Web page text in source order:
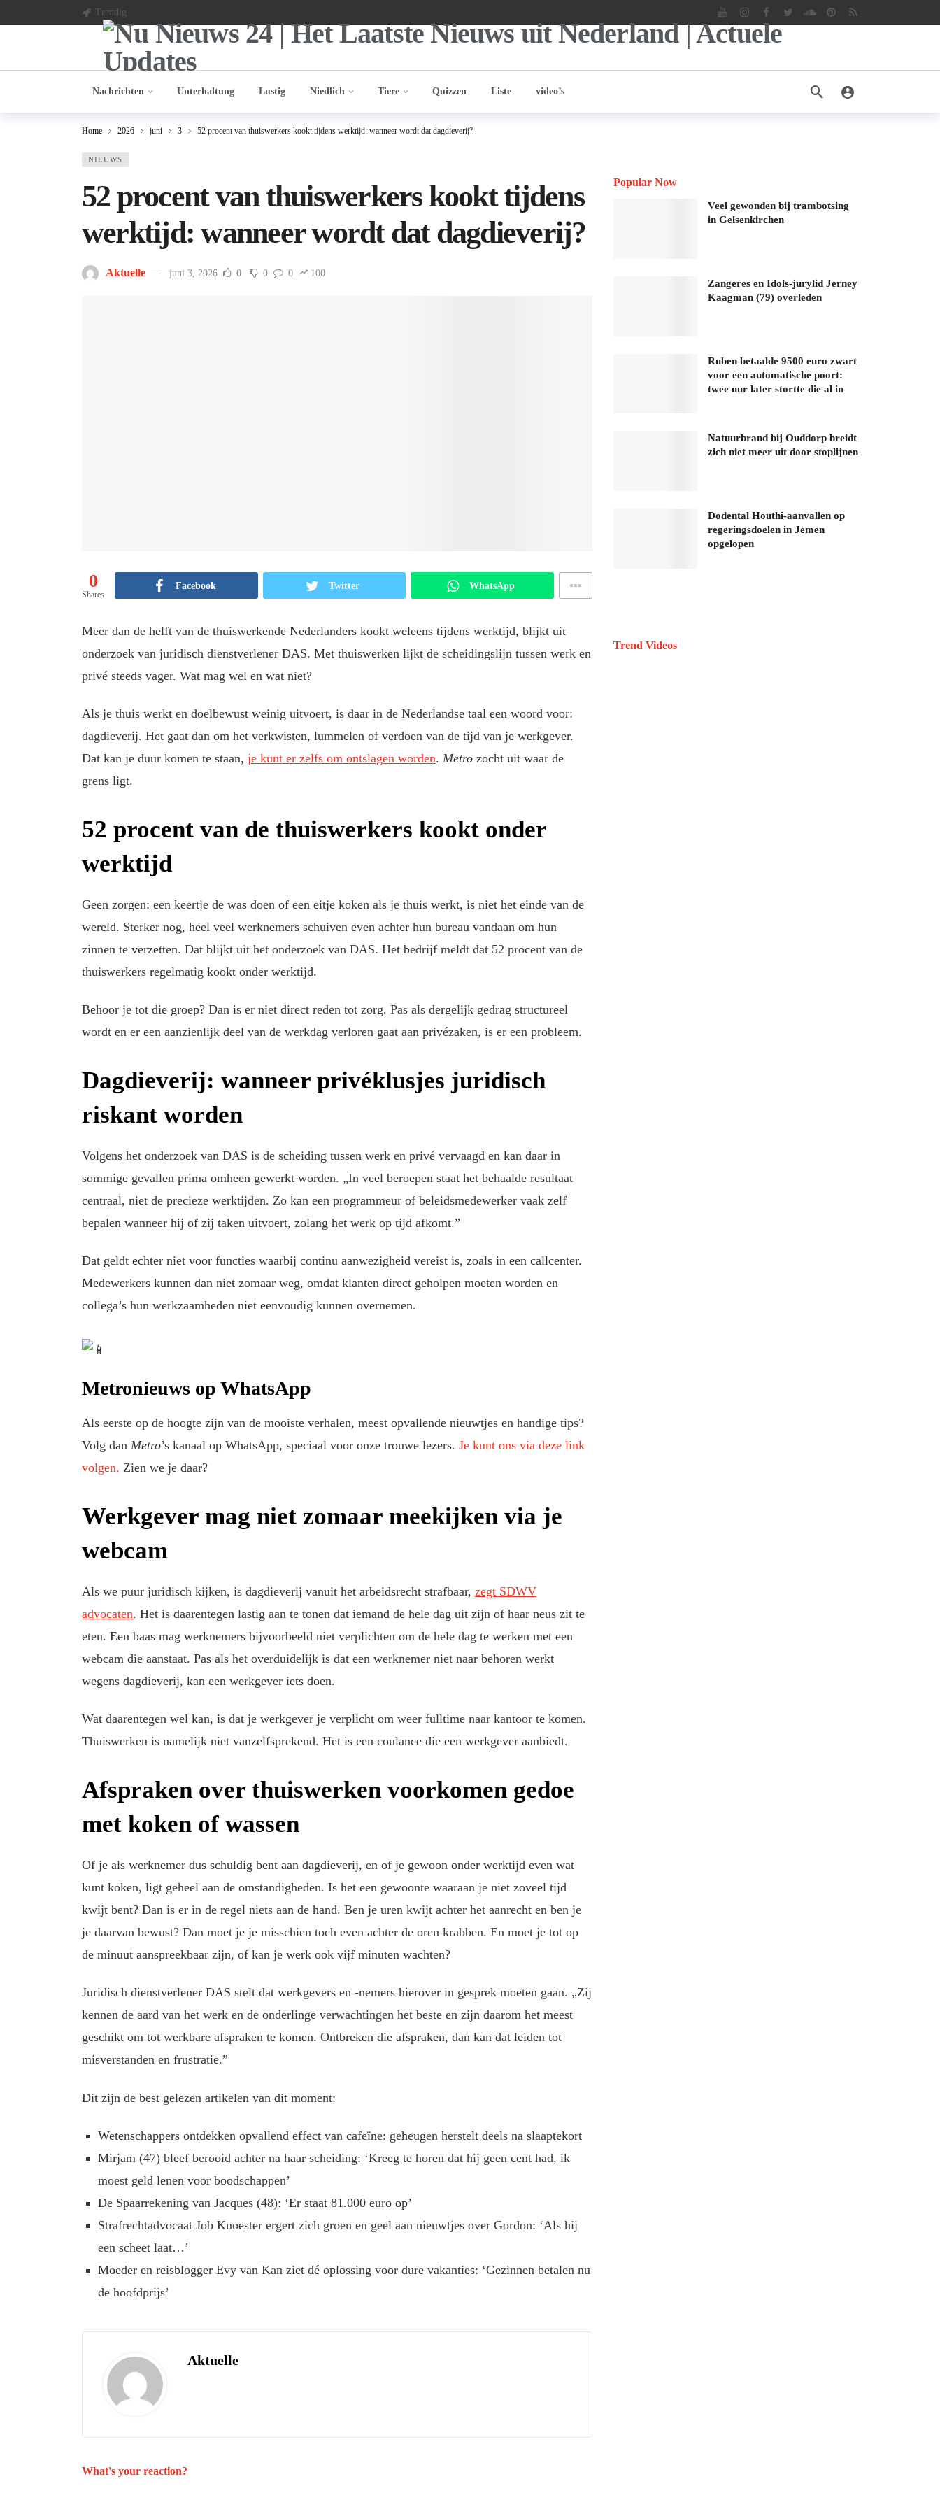
Trendig
Nachrichten Unterhaltung Lustig Niedlich Tiere Quizzen Liste video’s
Home 2026 juni 3 52 procent van thuiswerkers kookt tijdens werktijd: wanneer wordt dat dagdieverij?
NIEUWS
52 procent van thuiswerkers kookt tijdens
werktijd: wanneer wordt dat dagdieverij?
Aktuelle juni 3, 2026 0 0 0 100
0
Shares
Facebook Twitter WhatsApp
Meer dan de helft van de thuiswerkende Nederlanders kookt weleens tijdens werktijd, blijkt uit
onderzoek van juridisch dienstverlener DAS. Met thuiswerken lijkt de scheidingslijn tussen werk en
privé steeds vager. Wat mag wel en wat niet?
Als je thuis werkt en doelbewust weinig uitvoert, is daar in de Nederlandse taal een woord voor:
dagdieverij. Het gaat dan om het verkwisten, lummelen of verdoen van de tijd van je werkgever.
Dat kan je duur komen te staan, je kunt er zelfs om ontslagen worden. Metrozocht uit waar de
grens ligt.
52 procent van de thuiswerkers kookt onder
werktijd
Geen zorgen: een keertje de was doen of een eitje koken als je thuis werkt, is niet het einde van de
wereld. Sterker nog, heel veel werknemers schuiven even achter hun bureau vandaan om hun
zinnen te verzetten. Dat blijkt uit het onderzoek van DAS. Het bedrijf meldt dat 52 procent van de
thuiswerkers regelmatig kookt onder werktijd.
Behoor je tot die groep? Dan is er niet direct reden tot zorg. Pas als dergelijk gedrag structureel
wordt en er een aanzienlijk deel van de werkdag verloren gaat aan privézaken, is er een probleem.
Dagdieverij: wanneer privéklusjes juridisch
riskant worden
Volgens het onderzoek van DAS is de scheiding tussen werk en privé vervaagd en kan daar in
sommige gevallen prima omheen gewerkt worden. „In veel beroepen staat het behaalde resultaat
centraal, niet de precieze werktijden. Zo kan een programmeur of beleidsmedewerker vaak zelf
bepalen wanneer hij of zij taken uitvoert, zolang het werk op tijd afkomt.”
Dat geldt echter niet voor functies waarbij continu aanwezigheid vereist is, zoals in een callcenter.
Medewerkers kunnen dan niet zomaar weg, omdat klanten direct geholpen moeten worden en
collega’s hun werkzaamheden niet eenvoudig kunnen overnemen.
Metronieuws op WhatsApp
Als eerste op de hoogte zijn van de mooiste verhalen, meest opvallende nieuwtjes en handige tips?
Volg dan Metro’s kanaal op WhatsApp, speciaal voor onze trouwe lezers. Je kunt ons via deze link
volgen. Zien we je daar?
Werkgever mag niet zomaar meekijken via je
webcam
Als we puur juridisch kijken, is dagdieverij vanuit het arbeidsrecht strafbaar, zegt SDWV
advocaten. Het is daarentegen lastig aan te tonen dat iemand de hele dag uit zijn of haar neus zit te
eten. Een baas mag werknemers bijvoorbeeld niet verplichten om de hele dag te werken met een
webcam die aanstaat. Pas als het overduidelijk is dat een werknemer niet naar behoren werkt
wegens dagdieverij, kan een werkgever iets doen.
Wat daarentegen wel kan, is dat je werkgever je verplicht om weer fulltime naar kantoor te komen.
Thuiswerken is namelijk niet vanzelfsprekend. Het is een coulance die een werkgever aanbiedt.
Afspraken over thuiswerken voorkomen gedoe
met koken of wassen
Of je als werknemer dus schuldig bent aan dagdieverij, en of je gewoon onder werktijd even wat
kunt koken, ligt geheel aan de omstandigheden. Is het een gewoonte waaraan je niet zoveel tijd
kwijt bent? Dan is er in de regel niets aan de hand. Ben je uren kwijt achter het aanrecht en ben je
je daarvan bewust? Dan moet je je misschien toch even achter de oren krabben. En moet je tot op
de minuut aanspreekbaar zijn, of kan je werk ook vijf minuten wachten?
Juridisch dienstverlener DAS stelt dat werkgevers en -nemers hierover in gesprek moeten gaan. „Zij
kennen de aard van het werk en de onderlinge verwachtingen het beste en zijn daarom het meest
geschikt om tot werkbare afspraken te komen. Ontbreken die afspraken, dan kan dat leiden tot
misverstanden en frustratie.”
Dit zijn de best gelezen artikelen van dit moment:
Wetenschappers ontdekken opvallend effect van cafeïne: geheugen herstelt deels na slaaptekort
Mirjam (47) bleef berooid achter na haar scheiding: ‘Kreeg te horen dat hij geen cent had, ik
moest geld lenen voor boodschappen’
De Spaarrekening van Jacques (48): ‘Er staat 81.000 euro op’
Strafrechtadvocaat Job Knoester ergert zich groen en geel aan nieuwtjes over Gordon: ‘Als hij
een scheet laat…’
Moeder en reisblogger Evy van Kan ziet dé oplossing voor dure vakanties: ‘Gezinnen betalen nu
de hoofdprijs’
Aktuelle
What's your reaction?
Popular Now
Veel gewonden bij trambotsing
in Gelsenkirchen
Zangeres en Idols-jurylid Jerney
Kaagman (79) overleden
Ruben betaalde 9500 euro zwart
voor een automatische poort:
twee uur later stortte die al in
Natuurbrand bij Ouddorp breidt
zich niet meer uit door stoplijnen
Dodental Houthi-aanvallen op
regeringsdoelen in Jemen
opgelopen
Trend Videos